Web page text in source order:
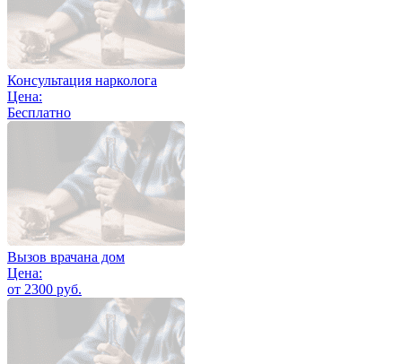
Консультация нарколога
Цена:
Бесплатно
Вызов врачана дом
Цена:
от 2300 руб.